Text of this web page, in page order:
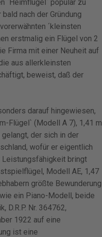
`Heimflügel` populär zu
nach der Gründung
´kleinsten
erstmalig ein Flügel von 2
Firma mit einer Neuheit auf
aus allerkleinsten
beweist, daß der
darauf hingewiesen,
Flügel` (Modell A 7), 1,41 m
der sich in der
wofür er eigentlich
Leistungsfähigkeit bringt
Modell AE, 1,47
größte Bewunderung
ein Piano-Modell, beide
D.R.P. Nr. 364762,
1922 auf eine
ist eine